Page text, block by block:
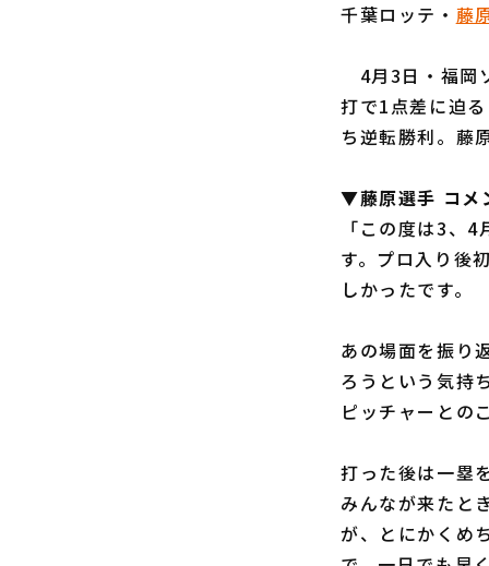
千葉ロッテ・ 藤
4月3日・福岡
打で1点差に迫
ち逆転勝利。藤
▼藤原選手 コ
「この度は3、
す。プロ入り後
しかったです。
あの場面を振り
ろうという気持
ピッチャーとの
打った後は一塁
みんなが来たと
が、とにかくめ